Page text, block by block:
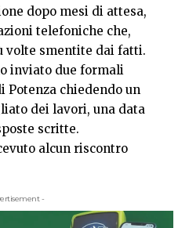
dopo mesi di attesa,
telefoniche che,
volte smentite dai fatti.
inviato due formali
Potenza chiedendo un
dei lavori, una data
scritte.
alcun riscontro
-